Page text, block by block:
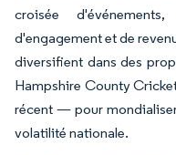
croisée
d'engagement et de
diversifient dans des
Hampshire County
récent — pour
volatilité nationale.